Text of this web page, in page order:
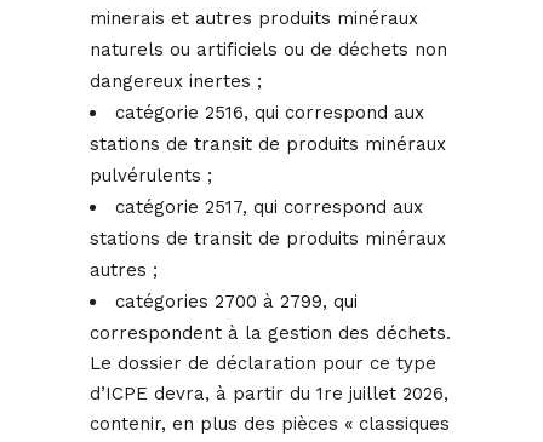
minerais et autres produits minéraux
naturels ou artificiels ou de déchets non
dangereux inertes ;
catégorie 2516, qui correspond aux
stations de transit de produits minéraux
pulvérulents ;
catégorie 2517, qui correspond aux
stations de transit de produits minéraux
autres ;
catégories 2700 à 2799, qui
correspondent à la gestion des déchets.
Le dossier de déclaration pour ce type
d’ICPE devra, à partir du 1re juillet 2026,
contenir, en plus des pièces « classiques